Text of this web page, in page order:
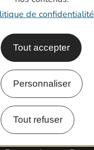
de confidentialité
Tout accepter
Personnaliser
Tout refuser
Comment venir ?
Espace Pro